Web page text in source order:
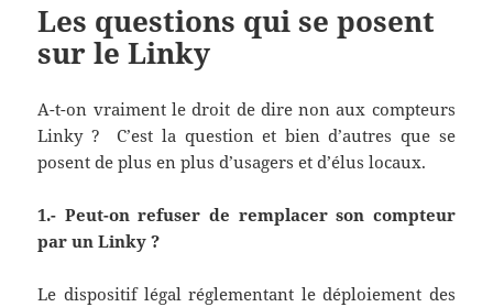
Les questions qui se posent
sur le Linky
A-t-on vraiment le droit de dire non aux compteurs
Linky ? C’est la question et bien d’autres que se
posent de plus en plus d’usagers et d’élus locaux.
1.- Peut-on refuser de remplacer son compteur
par un Linky ?
Le dispositif légal réglementant le déploiement des